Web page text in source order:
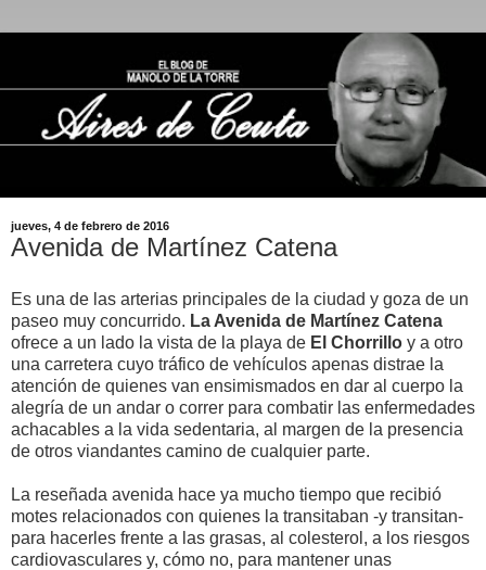
jueves, 4 de febrero de 2016
Avenida de Martínez Catena
Es una de las arterias principales de la ciudad y goza de un
paseo muy concurrido. La Avenida de Martínez Catena
ofrece a un lado la vista de la playa de El Chorrillo y a otro
una carretera cuyo tráfico de vehículos apenas distrae la
atención de quienes van ensimismados en dar al cuerpo la
alegría de un andar o correr para combatir las enfermedades
achacables a la vida sedentaria, al margen de la presencia
de otros viandantes camino de cualquier parte.
La reseñada avenida hace ya mucho tiempo que recibió
motes relacionados con quienes la transitaban -y transitan-
para hacerles frente a las grasas, al colesterol, a los riesgos
cardiovasculares y, cómo no, para mantener unas